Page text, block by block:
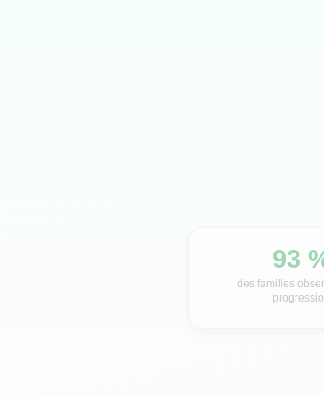
93
des familles